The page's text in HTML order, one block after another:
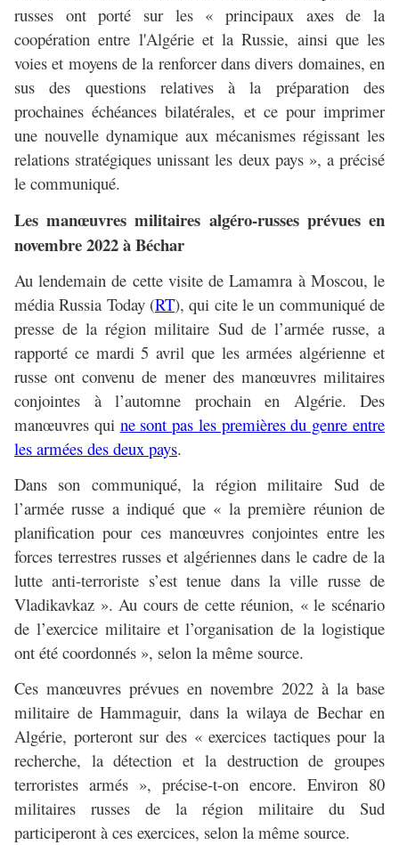
russes ont porté sur les « principaux axes de la
coopération entre l'Algérie et la Russie, ainsi que les
voies et moyens de la renforcer dans divers domaines, en
sus des questions relatives à la préparation des
prochaines échéances bilatérales, et ce pour imprimer
une nouvelle dynamique aux mécanismes régissant les
relations stratégiques unissant les deux pays », a précisé
le communiqué.
Les manœuvres militaires algéro-russes prévues en
novembre 2022 à Béchar
Au lendemain de cette visite de Lamamra à Moscou, le
média Russia Today (RT), qui cite le un communiqué de
presse de la région militaire Sud de l’armée russe, a
rapporté ce mardi 5 avril que les armées algérienne et
russe ont convenu de mener des manœuvres militaires
conjointes à l’automne prochain en Algérie. Des
manœuvres qui ne sont pas les premières du genre entre
les armées des deux pays.
Dans son communiqué, la région militaire Sud de
l’armée russe a indiqué que « la première réunion de
planification pour ces manœuvres conjointes entre les
forces terrestres russes et algériennes dans le cadre de la
lutte anti-terroriste s’est tenue dans la ville russe de
Vladikavkaz ». Au cours de cette réunion, « le scénario
de l’exercice militaire et l’organisation de la logistique
ont été coordonnés », selon la même source.
Ces manœuvres prévues en novembre 2022 à la base
militaire de Hammaguir, dans la wilaya de Bechar en
Algérie, porteront sur des « exercices tactiques pour la
recherche, la détection et la destruction de groupes
terroristes armés », précise-t-on encore. Environ 80
militaires russes de la région militaire du Sud
participeront à ces exercices, selon la même source.